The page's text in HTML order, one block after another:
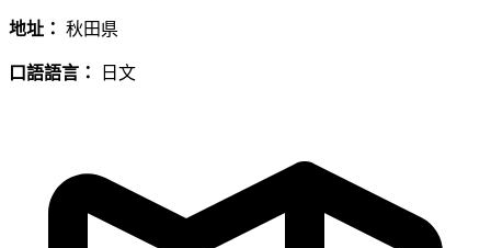
地址： 秋田県
口語語言： 日文